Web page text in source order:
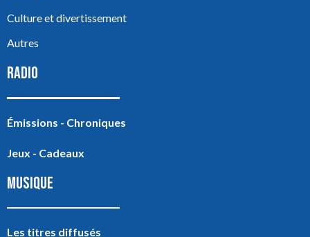
Culture et divertissement
Autres
RADIO
Émissions - Chroniques
Jeux - Cadeaux
MUSIQUE
Les titres diffusés